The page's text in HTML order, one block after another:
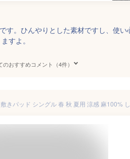
す。ひんやりとした素材ですし、使い
すよ。
のおすすめコメント（4件）